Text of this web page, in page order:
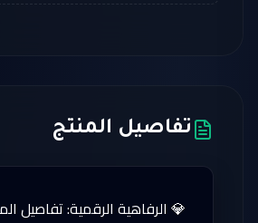
تفاصيل المنتج
💎 الرفاهية الرقمية: تفاصيل